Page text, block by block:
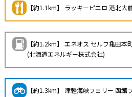
【約1.1km】 ラッキーピエロ 港北大
【約1.2km】 エネオス セルフ亀田本
(北海道エネルギー株式会社)
【約1.3km】 津軽海峡フェリー 函館